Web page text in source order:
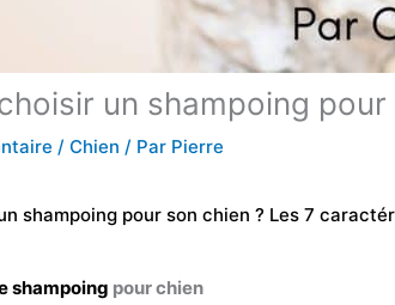
un shampoing pour
/ Chien / Par Pierre
shampoing pour son chien ? Les 7
shampoing pour chien